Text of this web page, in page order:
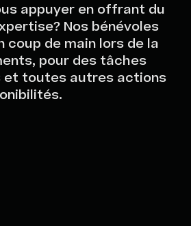
appuyer en offrant du
Nos bénévoles
coup de main lors de la
pour des tâches
et toutes autres actions